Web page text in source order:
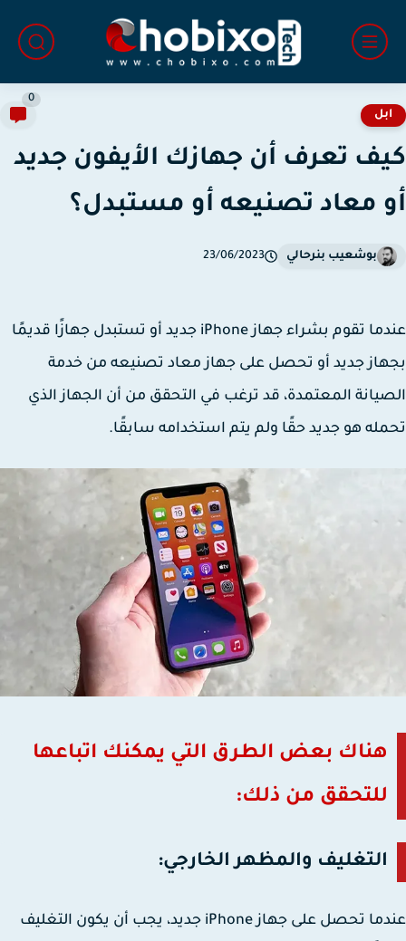
تعرف أن جهازك الأيفون جديد
معاد تصنيعه أو مستبدل؟
بوشعيب بنرحالي 23/06/2023
عندما تقوم بشراء جهاز iPhone جديد أو تستبدل جهازًا قديمًا
جديد أو تحصل على جهاز معاد تصنيعه من خدمة
المعتمدة، قد ترغب في التحقق من أن الجهاز الذي
هو جديد حقًا ولم يتم استخدامه سابقًا.
هناك بعض الطرق التي يمكنك اتباعها
للتحقق من ذلك:
التغليف والمظهر الخارجي:
عندما تحصل على جهاز iPhone جديد، يجب أن يكون التغليف